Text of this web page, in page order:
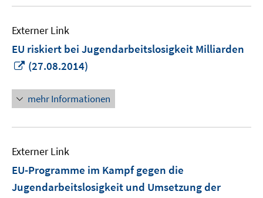
Externer Link
EU riskiert bei Jugendarbeitslosigkeit Milliarden
In
Fenster
öffnen
(27.08.2014)
mehr Informationen
Externer Link
EU-Programme im Kampf gegen die
Jugendarbeitslosigkeit und Umsetzung der